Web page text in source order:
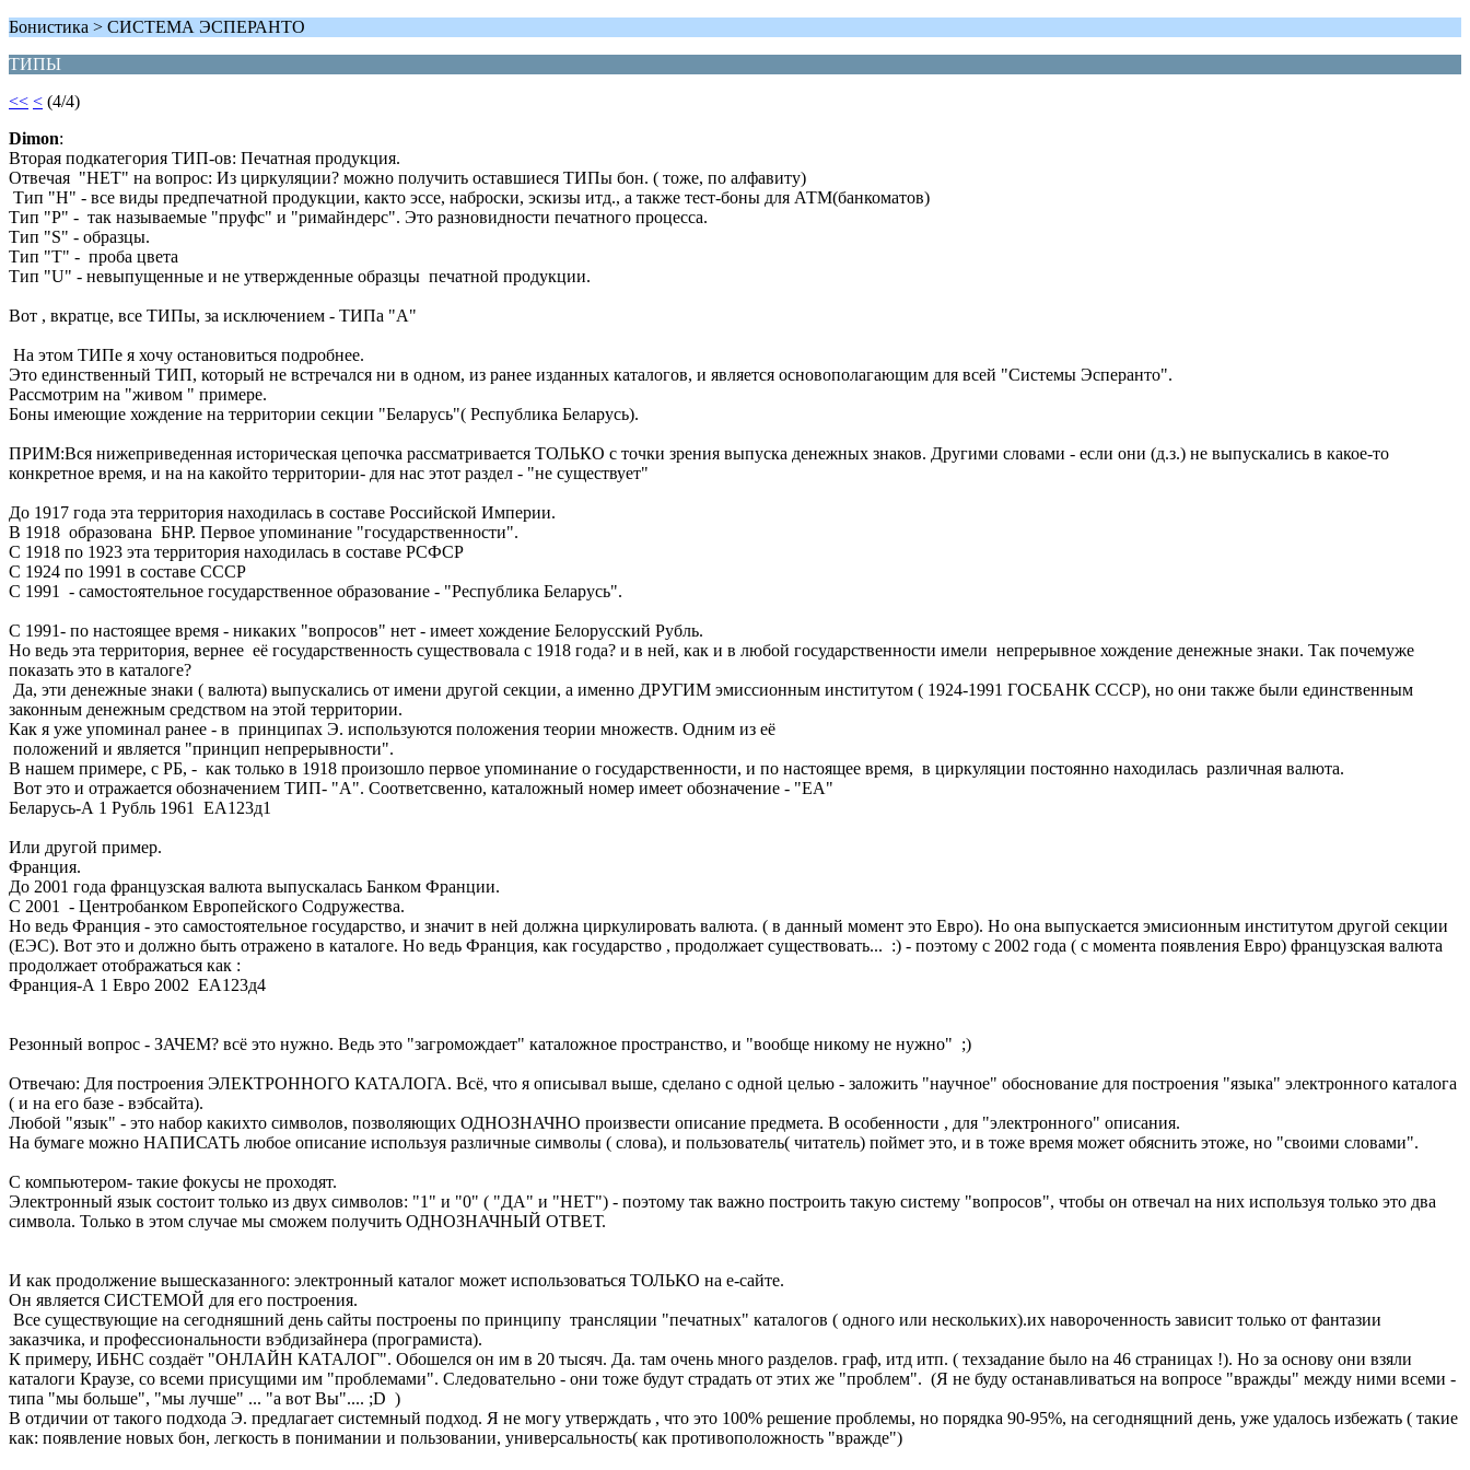
Бонистика > СИСТЕМА ЭСПЕРАНТО
ТИПЫ
<< < (4/4)
Dimon:
Вторая подкатегория ТИП-ов: Печатная продукция.
Отвечая "НЕТ" на вопрос: Из циркуляции? можно получить оставшиеся ТИПы бон. ( тоже, по алфавиту)
Тип "Н" - все виды предпечатной продукции, както эссе, наброски, эскизы итд., а также тест-боны для АТМ(банкоматов)
Тип "Р" - так называемые "пруфс" и "римайндерс". Это разновидности печатного процесса.
Тип "S" - образцы.
Тип "Т" - проба цвета
Тип "U" - невыпущенные и не утвержденные образцы печатной продукции.
Вот , вкратце, все ТИПы, за исключением - ТИПа "А"
На этом ТИПе я хочу остановиться подробнее.
Это единственный ТИП, который не встречался ни в одном, из ранее изданных каталогов, и является основополагающим для всей "Системы Эсперанто".
Рассмотрим на "живом " примере.
Боны имеющие хождение на территории секции "Беларусь"( Республика Беларусь).
ПРИМ:Вся нижеприведенная историческая цепочка рассматривается ТОЛЬКО с точки зрения выпуска денежных знаков. Другими словами - если они (д.з.) не выпускались в какое-то
конкретное время, и на на какойто территории- для нас этот раздел - "не существует"
До 1917 года эта территория находилась в составе Российской Империи.
В 1918 образована БНР. Первое упоминание "государственности".
С 1918 по 1923 эта территория находилась в составе РСФСР
С 1924 по 1991 в составе СССР
С 1991 - самостоятельное государственное образование - "Республика Беларусь".
С 1991- по настоящее время - никаких "вопросов" нет - имеет хождение Белорусский Рубль.
Но ведь эта территория, вернее её государственность существовала с 1918 года? и в ней, как и в любой государственности имели непрерывное хождение денежные знаки. Так почемуже
показать это в каталоге?
Да, эти денежные знаки ( валюта) выпускались от имени другой секции, а именно ДРУГИМ эмиссионным институтом ( 1924-1991 ГОСБАНК СССР), но они также были единственным
законным денежным средством на этой территории.
Как я уже упоминал ранее - в принципах Э. используются положения теории множеств. Одним из её
положений и является "принцип непрерывности".
В нашем примере, с РБ, - как только в 1918 произошло первое упоминание о государственности, и по настоящее время, в циркуляции постоянно находилась различная валюта.
Вот это и отражается обозначением ТИП- "А". Соответсвенно, каталожный номер имеет обозначение - "ЕА"
Беларусь-А 1 Рубль 1961 ЕА123д1
Или другой пример.
Франция.
До 2001 года французская валюта выпускалась Банком Франции.
С 2001 - Центробанком Европейского Содружества.
Но ведь Франция - это самостоятельное государство, и значит в ней должна циркулировать валюта. ( в данный момент это Евро). Но она выпускается эмисионным институтом другой секции
(ЕЭС). Вот это и должно быть отражено в каталоге. Но ведь Франция, как государство , продолжает существовать... :) - поэтому с 2002 года ( с момента появления Евро) французская валюта
продолжает отображаться как :
Франция-А 1 Евро 2002 ЕА123д4
Резонный вопрос - ЗАЧЕМ? всё это нужно. Ведь это "загромождает" каталожное пространство, и "вообще никому не нужно" ;)
Отвечаю: Для построения ЭЛЕКТРОННОГО КАТАЛОГА. Всё, что я описывал выше, сделано с одной целью - заложить "научное" обоснование для построения "языка" электронного каталога
( и на его базе - вэбсайта).
Любой "язык" - это набор какихто символов, позволяющих ОДНОЗНАЧНО произвести описание предмета. В особенности , для "электронного" описания.
На бумаге можно НАПИСАТЬ любое описание используя различные символы ( слова), и пользователь( читатель) поймет это, и в тоже время может обяснить этоже, но "своими словами".
С компьютером- такие фокусы не проходят.
Электронный язык состоит только из двух символов: "1" и "0" ( "ДА" и "НЕТ") - поэтому так важно построить такую систему "вопросов", чтобы он отвечал на них используя только это два
символа. Только в этом случае мы сможем получить ОДНОЗНАЧНЫЙ ОТВЕТ.
И как продолжение вышесказанного: электронный каталог может использоваться ТОЛЬКО на е-сайте.
Он является СИСТЕМОЙ для его построения.
Все существующие на сегодняшний день сайты построены по принципу трансляции "печатных" каталогов ( одного или нескольких).их навороченность зависит только от фантазии
заказчика, и профессиональности вэбдизайнера (програмиста).
К примеру, ИБНС создаёт "ОНЛАЙН КАТАЛОГ". Обошелся он им в 20 тысяч. Да. там очень много разделов. граф, итд итп. ( техзадание было на 46 страницах !). Но за основу они взяли
каталоги Краузе, со всеми присущими им "проблемами". Следовательно - они тоже будут страдать от этих же "проблем". (Я не буду останавливаться на вопросе "вражды" между ними всеми -
типа "мы больше", "мы лучше" ... "а вот Вы".... ;D )
В отдичии от такого подхода Э. предлагает системный подход. Я не могу утверждать , что это 100% решение проблемы, но порядка 90-95%, на сегоднящний день, уже удалось избежать ( такие
как: появление новых бон, легкость в понимании и пользовании, универсальность( как противоположность "вражде")